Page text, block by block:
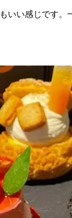
いい感じです。